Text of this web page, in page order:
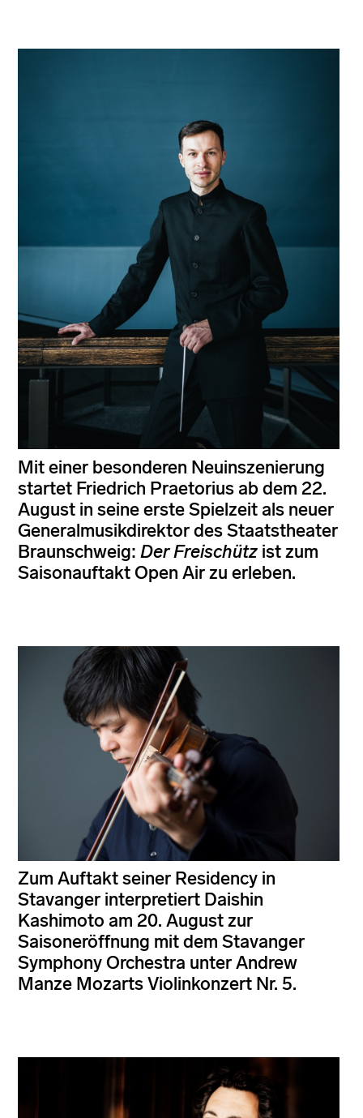
Mit einer besonderen Neuinszenierung
startet Friedrich Praetorius ab dem 22.
August in seine erste Spielzeit als neuer
Generalmusikdirektor des Staatstheater
Braunschweig: Der Freischütz ist zum
Saisonauftakt Open Air zu erleben.
Zum Auftakt seiner Residency in
Stavanger interpretiert Daishin
Kashimoto am 20. August zur
Saisoneröffnung mit dem Stavanger
Symphony Orchestra unter Andrew
Manze Mozarts Violinkonzert Nr. 5.